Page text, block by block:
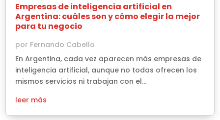
Empresas de inteligencia artificial en
Argentina: cuáles son y cómo elegir la mejor
para tu negocio
por Fernando Cabello
En Argentina, cada vez aparecen más empresas de
inteligencia artificial, aunque no todas ofrecen los
mismos servicios ni trabajan con el...
leer más